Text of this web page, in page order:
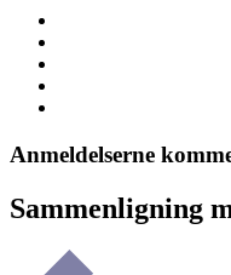
Anmeldelserne
Sammenligning